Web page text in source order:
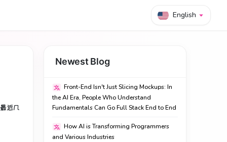
English
近几
Newest Blog
Front-End Isn't Just Slicing Mockups: In
the AI Era, People Who Understand
Fundamentals Can Go Full Stack End to End
How AI is Transforming Programmers
and Various Industries